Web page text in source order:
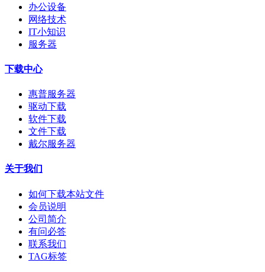
办公设备
网络技术
IT小知识
服务器
下载中心
惠普服务器
驱动下载
软件下载
文件下载
戴尔服务器
关于我们
如何下载本站文件
会员说明
公司简介
有问必答
联系我们
TAG标签